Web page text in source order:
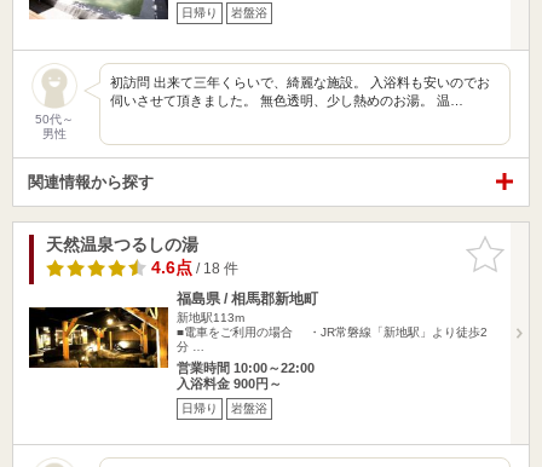
日帰り 岩盤浴
50代～
男性
初訪問 出来て三年くらいで、綺麗な施設。 入浴料も安いのでお
伺いさせて頂きました。 無色透明、少し熱めのお湯。 温…
関連情報から探す
お気に入
りに追加
天然温泉つるしの湯
4.6点/ 18 件
福島県 / 相馬郡新地町
新地駅113m
■電車をご利用の場合 ・JR常磐線「新地駅」より徒歩2
分 …
営業時間 10:00～22:00
入浴料金 900円～
日帰り 岩盤浴